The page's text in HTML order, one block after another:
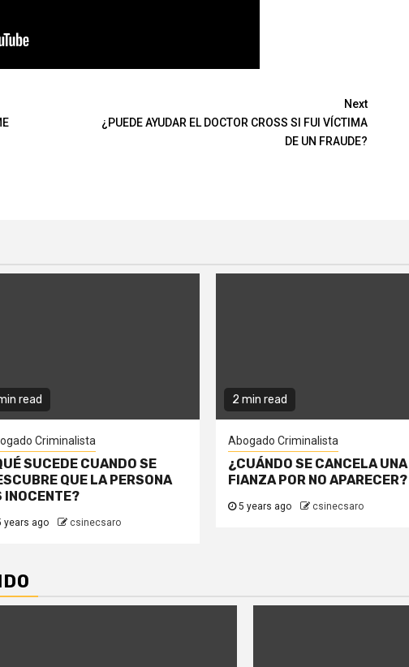
Next
¿PUEDE AYUDAR EL DOCTOR CROSS SI FUI VÍCTIMA
DE UN FRAUDE?
read
Criminalista
SUCEDE CUANDO SE
QUE LA PERSONA
INOCENTE?
years ago csinecsaro
2 min read
Abogado Criminalista
¿CUÁNDO SE CANCELA UNA
FIANZA POR NO APARECER?
5 years ago csinecsaro